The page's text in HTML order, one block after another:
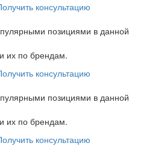
консультацию
позициями в данной
их по брендам.
консультацию
позициями в данной
их по брендам.
консультацию